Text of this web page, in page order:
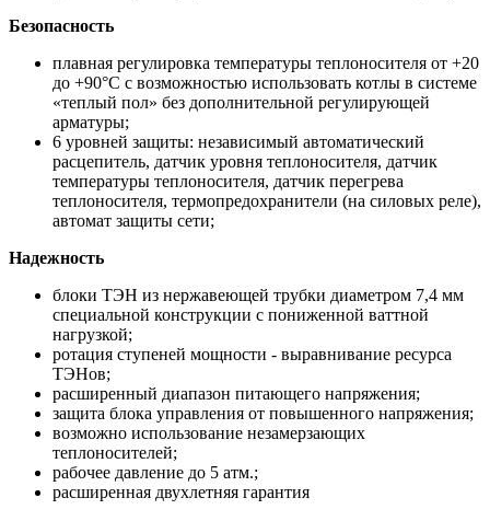
Безопасность
плавная регулировка температуры теплоносителя от +20
до +90°С с возможностью использовать котлы в системе
«теплый пол» без дополнительной регулирующей
арматуры;
6 уровней защиты: независимый автоматический
расцепитель, датчик уровня теплоносителя, датчик
температуры теплоносителя, датчик перегрева
теплоносителя, термопредохранители (на силовых реле),
автомат защиты сети;
Надежность
блоки ТЭН из нержавеющей трубки диаметром 7,4 мм
специальной конструкции с пониженной ваттной
нагрузкой;
ротация ступеней мощности - выравнивание ресурса
ТЭНов;
расширенный диапазон питающего напряжения;
защита блока управления от повышенного напряжения;
возможно использование незамерзающих
теплоносителей;
рабочее давление до 5 атм.;
расширенная двухлетняя гарантия